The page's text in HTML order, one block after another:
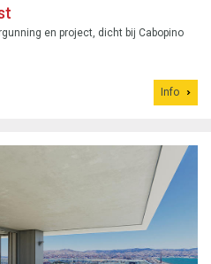
en project, dicht bij Cabopino
Info